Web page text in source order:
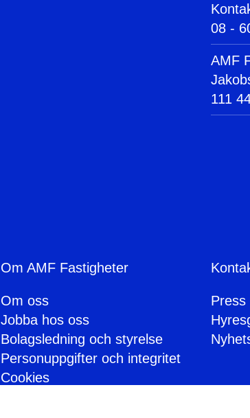
08 -
AMF
111
Om AMF Fastigheter
Om oss
Jobba hos oss
Bolagsledning och styrelse
Personuppgifter och integritet
Cookies
Press